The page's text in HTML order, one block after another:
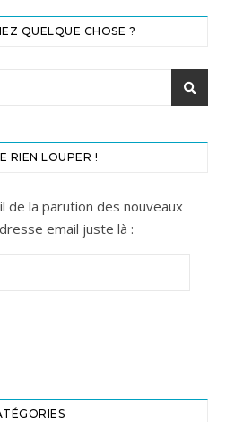
QUELQUE CHOSE ?
RIEN LOUPER !
de la parution des nouveaux
email juste là :